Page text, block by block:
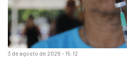
3 de agosto de 2026 - 15:12